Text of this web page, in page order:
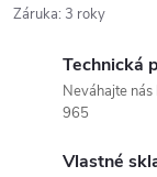
Záruka: 3 roky
Technická
Neváhajte
965
Vlastné